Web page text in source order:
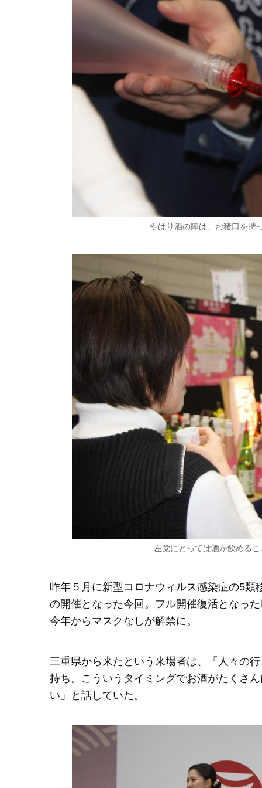
やはり酒の陣は、お猪口を持
左党にとっては酒が飲める
昨年５月に新型コロナウィルス感染症の5
の開催となった今回。フル開催復活となっ
今年からマスクなしが解禁に。
三重県から来たという来場者は、「人々の
持ち。こういうタイミングでお酒がたくさ
い」と話していた。